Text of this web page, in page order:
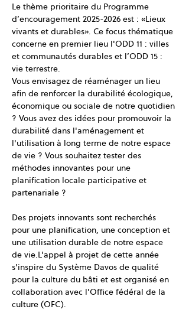
Le thème prioritaire du Programme
d’encouragement 2025-2026 est : «Lieux
vivants et durables». Ce focus thématique
concerne en premier lieu l'ODD 11 : villes
et communautés durables et l’ODD 15 :
vie terrestre.
Vous envisagez de réaménager un lieu
afin de renforcer la durabilité écologique,
économique ou sociale de notre quotidien
? Vous avez des idées pour promouvoir la
durabilité dans l'aménagement et
l'utilisation à long terme de notre espace
de vie ? Vous souhaitez tester des
méthodes innovantes pour une
planification locale participative et
partenariale ?
Des projets innovants sont recherchés
pour une planification, une conception et
une utilisation durable de notre espace
de vie.L'appel à projet de cette année
s'inspire du Système Davos de qualité
pour la culture du bâti et est organisé en
collaboration avec l'Office fédéral de la
culture (OFC).